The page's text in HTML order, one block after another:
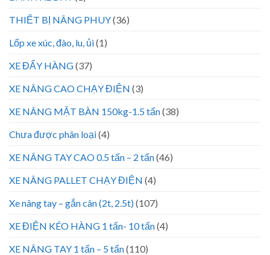
THIẾT BỊ NÂNG PHUY(36)
Lốp xe xúc, đào, lu, ủi(1)
XE ĐẨY HÀNG(37)
XE NÂNG CAO CHẠY ĐIỆN (3)
XE NÂNG MẶT BÀN 150kg-1.5 tấn(38)
Chưa được phân loại(4)
XE NÂNG TAY CAO 0.5 tấn – 2 tấn(46)
XE NÂNG PALLET CHẠY ĐIỆN (4)
Xe nâng tay – gắn cân (2t, 2.5t)(107)
XE ĐIỆN KÉO HÀNG 1 tấn- 10 tấn(4)
XE NÂNG TAY 1 tấn – 5 tấn(110)